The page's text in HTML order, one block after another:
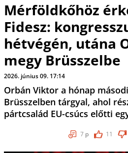
Mérföldkőhöz
Fidesz:
hétvégén, utána
megy Brüsszelbe
2026. június 09. 17:14
Orbán Viktor a hónap
Brüsszelben tárgyal, ahol
pártcsalád EU-csúcs előtti
7 p 11